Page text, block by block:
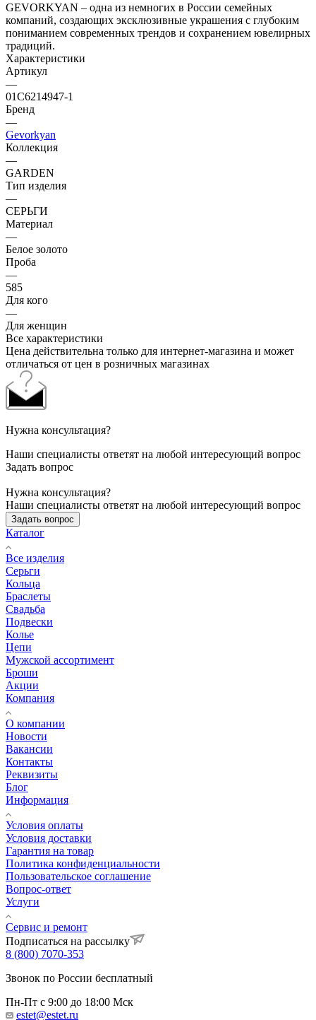
GEVORKYAN – одна из немногих в России семейных
компаний, создающих эксклюзивные украшения с глубоким
пониманием современных трендов и сохранением ювелирных
традиций.
Характеристики
Артикул
—
01С6214947-1
Бренд
—
Gevorkyan
Коллекция
—
GARDEN
Тип изделия
—
СЕРЬГИ
Материал
—
Белое золото
Проба
—
585
Для кого
—
Для женщин
Все характеристики
Цена действительна только для интернет-магазина и может
отличаться от цен в розничных магазинах
Нужна консультация?
Наши специалисты ответят на любой интересующий вопрос
Задать вопрос
Нужна консультация?
Наши специалисты ответят на любой интересующий вопрос
Задать вопрос
Каталог
Все изделия
Серьги
Кольца
Браслеты
Свадьба
Подвески
Колье
Цепи
Мужской ассортимент
Броши
Акции
Компания
О компании
Новости
Вакансии
Контакты
Реквизиты
Блог
Информация
Условия оплаты
Условия доставки
Гарантия на товар
Политика конфиденциальности
Пользовательское соглашение
Вопрос-ответ
Услуги
Сервис и ремонт
Подписаться на рассылку
8 (800) 7070-353
Звонок по России бесплатный
Пн-Пт с 9:00 до 18:00 Мск
estet@estet.ru